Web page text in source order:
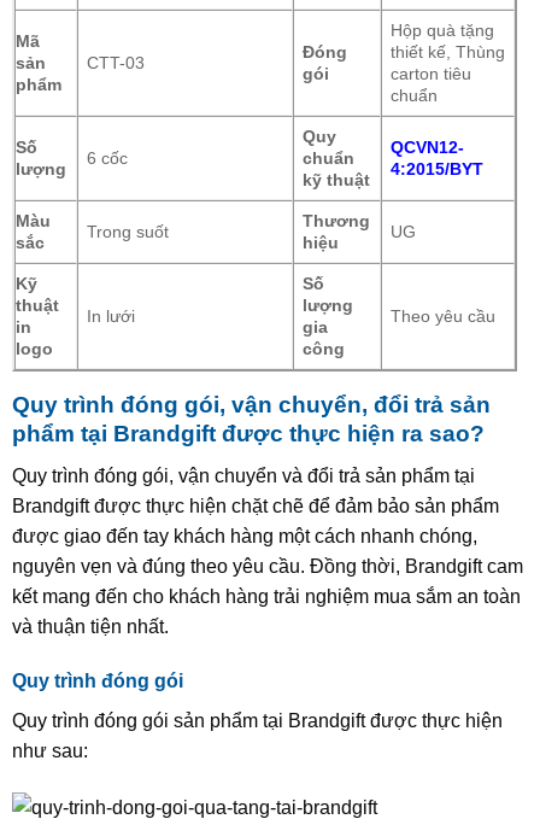
Mã
sản
phẩm
CTT-03
Đóng
gói
Hộp quà tặng
thiết kế, Thùng
carton tiêu
chuẩn
Số
lượng
6 cốc
Quy
chuẩn
kỹ thuật
QCVN12-
4:2015/BYT
Màu
sắc
Trong suốt
Thương
hiệu
UG
Kỹ
thuật
in
logo
In lưới
Số
lượng
gia
công
Theo yêu cầu
Quy trình đóng gói, vận chuyển, đổi trả sản
phẩm tại Brandgift được thực hiện ra sao?
Quy trình đóng gói, vận chuyển và đổi trả sản phẩm tại
Brandgift được thực hiện chặt chẽ để đảm bảo sản phẩm
được giao đến tay khách hàng một cách nhanh chóng,
nguyên vẹn và đúng theo yêu cầu. Đồng thời, Brandgift cam
kết mang đến cho khách hàng trải nghiệm mua sắm an toàn
và thuận tiện nhất.
Quy trình đóng gói
Quy trình đóng gói sản phẩm tại Brandgift được thực hiện
như sau: